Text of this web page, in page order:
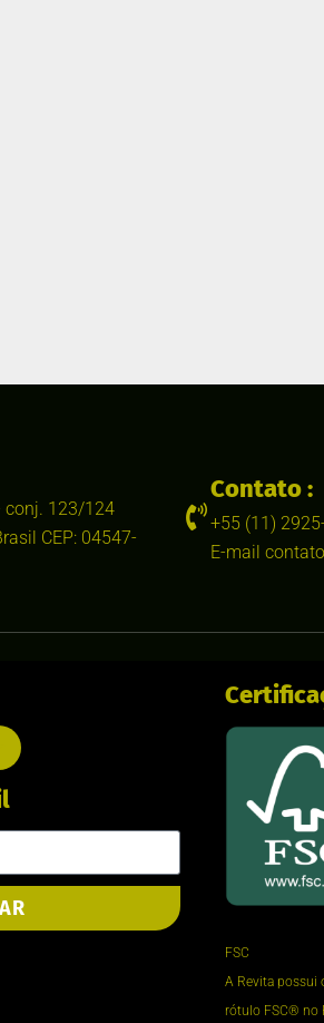
conj. 123/124
CEP: 04547-
Contato :
+55 (11)
E-mail
FSC
A Revita possui
rótulo FSC®️ no